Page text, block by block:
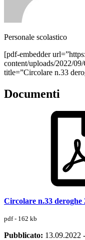
Personale scolastico
[pdf-embedder
content/uploads/2022/
title=”Circolare n.33
Documenti
Circolare n.33 deroghe
pdf - 162 kb
Pubblicato: 13.09.2022 -